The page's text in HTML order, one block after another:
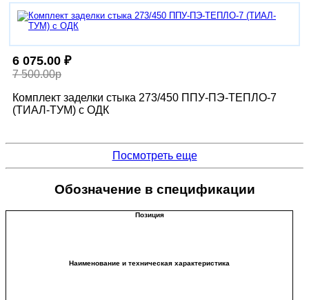
6 075.00 ₽
7 500.00р
Комплект заделки стыка 273/450 ППУ-ПЭ-ТЕПЛО-7
(ТИАЛ-ТУМ) с ОДК
Посмотреть еще
Обозначение в спецификации
Позиция
Наименование и техническая характеристика